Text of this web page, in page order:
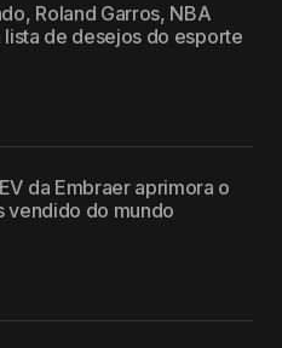
Roland Garros, NBA
lista de desejos do esporte
da Embraer aprimora o
vendido do mundo